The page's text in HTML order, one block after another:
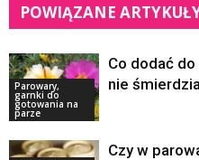
POWIĄZANE
Parowary,
garnki do
gotowania na
parze
Co dodać
nie
Czy w